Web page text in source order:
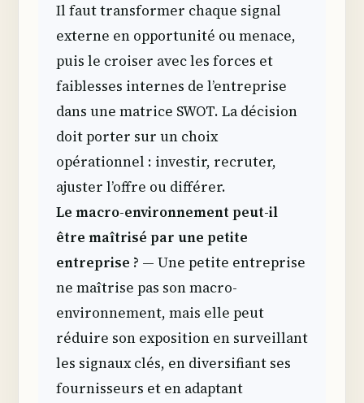
Il faut transformer chaque signal
externe en opportunité ou menace,
puis le croiser avec les forces et
faiblesses internes de l’entreprise
dans une matrice SWOT. La décision
doit porter sur un choix
opérationnel : investir, recruter,
ajuster l’offre ou différer.
Le macro-environnement peut-il
être maîtrisé par une petite
entreprise ? — Une petite entreprise
ne maîtrise pas son macro-
environnement, mais elle peut
réduire son exposition en surveillant
les signaux clés, en diversifiant ses
fournisseurs et en adaptant